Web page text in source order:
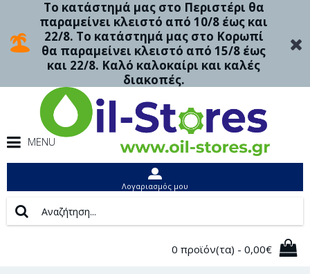
Το κατάστημά μας στο Περιστέρι θα
παραμείνει κλειστό από 10/8 έως και
22/8. Το κατάστημά μας στο Κορωπί
θα παραμείνει κλειστό από 15/8 έως
και 22/8. Καλό καλοκαίρι και καλές
διακοπές.
MENU
Λογαριασμός μου
0 προϊόν(τα) - 0,00€